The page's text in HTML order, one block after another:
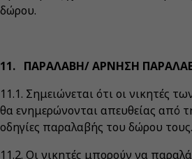
δώρου.
11. ΠΑΡΑΛΑΒΗ/ ΑΡΝΗΣΗ
11.1. Σημειώνεται ότι οι νικητές
θα ενημερώνονται απευθείας από
οδηγίες παραλαβής του δώρου τους.
11.2. Οι νικητές μπορούν να